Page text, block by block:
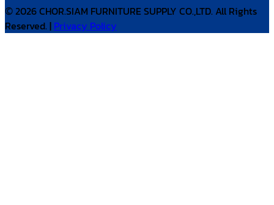
© 2026 CHOR.SIAM FURNITURE SUPPLY CO.,LTD. All Rights
Reserved. | Privacy Policy